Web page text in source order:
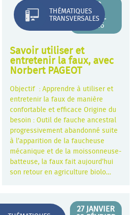
23
AVRIL
2026
THÉMATIQUES
TRANSVERSALES
Savoir utiliser et
entretenir la faux, avec
Norbert PAGEOT
Objectif : Apprendre à utiliser et
entretenir la faux de manière
confortable et efficace Origine du
besoin : Outil de fauche ancestral
progressivement abandonné suite
à l’apparition de la faucheuse
mécanique et de la moissonneuse-
batteuse, la faux fait aujourd’hui
son retour en agriculture biolo…
27 JANVIER